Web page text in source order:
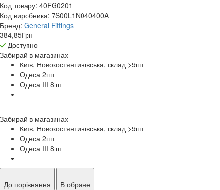
Код товару: 40FG0201
Код виробника: 7S00L1N040400A
Бренд: General Fittings
384,85Грн
Доступно
Забирай в магазинах
Київ, Новокостянтинівська, склад >9шт
Одеса 2шт
Одеса ІІІ 8шт
Забирай в магазинах
Київ, Новокостянтинівська, склад >9шт
Одеса 2шт
Одеса ІІІ 8шт
До порівняння
В обране